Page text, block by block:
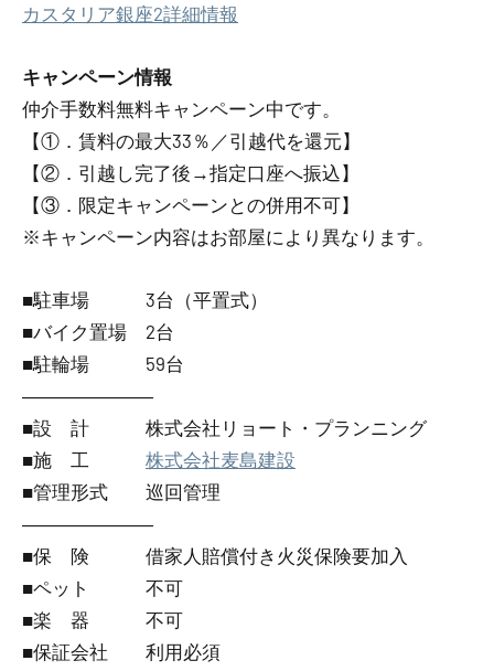
カスタリア銀座2詳細情報
キャンペーン情報
仲介手数料無料キャンペーン中です。
【①．賃料の最大33％／引越代を還元】
【②．引越し完了後→指定口座へ振込】
【③．限定キャンペーンとの併用不可】
※キャンペーン内容はお部屋により異なります。
■駐車場 3台（平置式）
■バイク置場 2台
■駐輪場 59台
―――――――
■設 計 株式会社リョート・プランニング
■施 工 株式会社麦島建設
■管理形式 巡回管理
―――――――
■保 険 借家人賠償付き火災保険要加入
■ペット 不可
■楽 器 不可
■保証会社 利用必須